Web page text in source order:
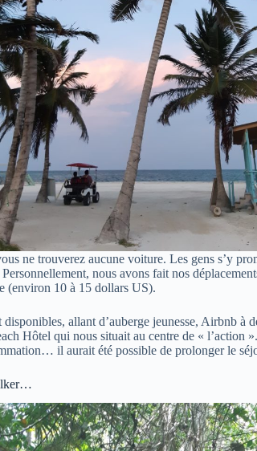
ne trouverez aucune voiture. Les gens s’y
nous avons fait nos
(environ 10 à 15 dollars US).
allant d’auberge jeunesse, Airbnb à
Hôtel qui nous situait au centre de « l’action
il aurait été possible de prolonger le